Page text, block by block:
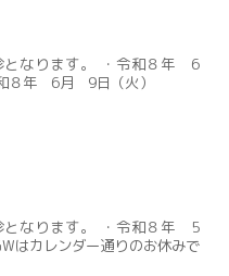
となります。 ・令和８年 6
８年 6月 9日（火）
となります。 ・令和８年 5
カレンダー通りのお休みで